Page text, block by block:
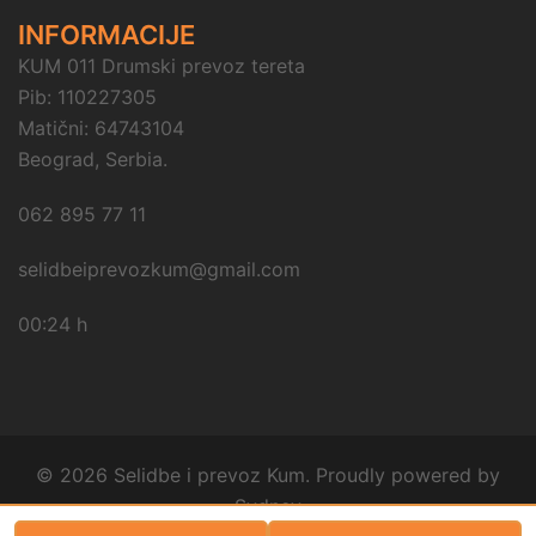
INFORMACIJE
KUM 011 Drumski prevoz tereta
Pib: 110227305
Matični: 64743104
Beograd, Serbia.
062 895 77 11
selidbeiprevozkum@gmail.com
00:24 h
© 2026 Selidbe i prevoz Kum. Proudly powered by
Sydney